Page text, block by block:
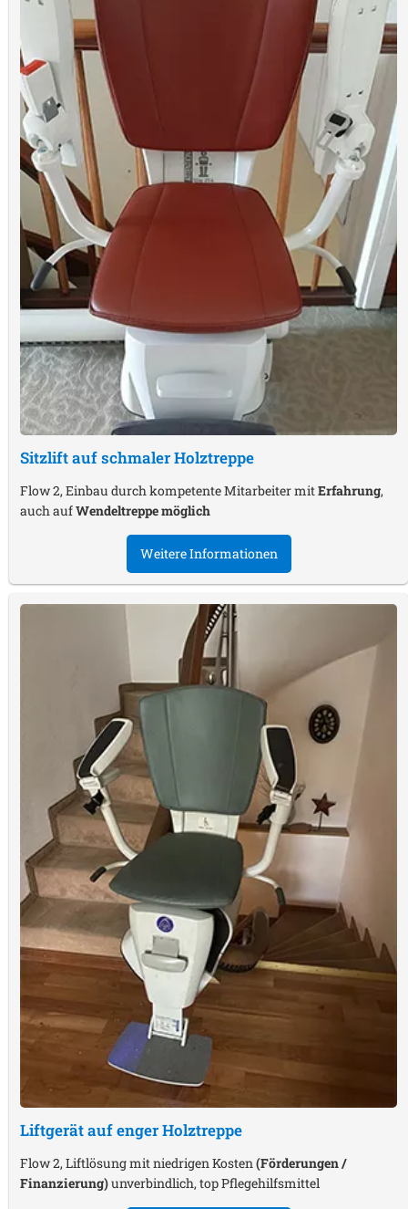
Sitzlift auf schmaler Holztreppe
Flow 2, Einbau durch kompetente Mitarbeiter mitErfahrung,
auch aufWendeltreppe möglich
Weitere Informationen
Liftgerät auf enger Holztreppe
Flow 2, Liftlösung mit niedrigen Kosten (Förderungen /
Finanzierung)unverbindlich, top Pflegehilfsmittel